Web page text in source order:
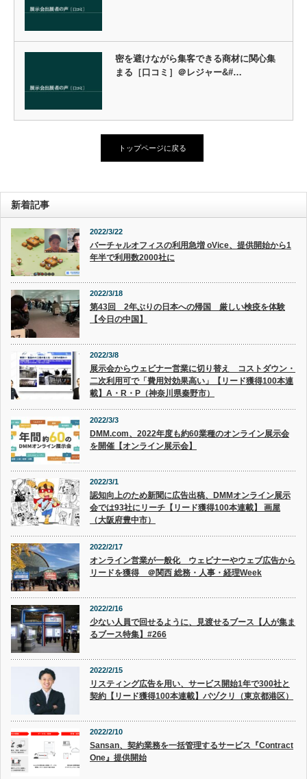
密を避けながら集客できる商材に関心集
まる［口コミ］＠レジャー&#…
トップページに戻る
新着記事
2022/3/22
バーチャルオフィスの利用急増 oVice、提供開始から1
年半で利用数2000社に
2022/3/18
第43回 2年ぶりの日本への帰国 厳しい検疫を体験
【今日の中国】
2022/3/8
展示会からウェビナー営業に切り替え コストダウン・
二次利用可で「費用対効果高い」【リード獲得100本連
載】A・R・P（神奈川県秦野市）
2022/3/3
DMM.com、2022年度も約60業種のオンライン展示会
を開催【オンライン展示会】
2022/3/1
認知向上のため新聞に広告出稿、DMMオンライン展示
会では93社にリーチ【リード獲得100本連載】 画屋
（大阪府豊中市）
2022/2/17
オンライン営業が一般化 ウェビナーやウェブ広告から
リードを獲得 ＠関西 総務・人事・経理Week
2022/2/16
少ない人員で回せるように、見渡せるブース【人が集ま
るブース特集】#266
2022/2/15
リスティング広告を用い、サービス開始1年で300社と
契約【リード獲得100本連載】バヅクリ（東京都港区）
2022/2/10
Sansan、契約業務を一括管理するサービス『Contract
One』提供開始